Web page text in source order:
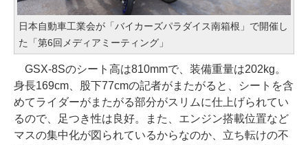
日本自動車工業会が「バイカーズパラダイス南箱根」で開催し
た「第6回メディアミーティング」
GSX-8Sのシート高は810mmで、装備重量は202kg。
身長169cm、股下77cmの記者がまたがると、シートを含
めてライダーがまたがる部分がスリムに仕上げられてい
るので、足つき性は良好。また、エンジン搭載位置など
マスの集中化が図られているからなのか、立ち転けの不